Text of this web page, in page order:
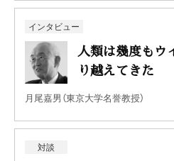
インタビュー
人類は幾度もウ
り越えてきた
月尾嘉男（東京大学名誉教授）
対談